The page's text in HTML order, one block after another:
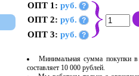
ОПТ 1: руб. ?
ОПТ 2: руб. ?
ОПТ 3: руб. ?
Минимальная сумма покупки в
составляет 10 000 рублей.